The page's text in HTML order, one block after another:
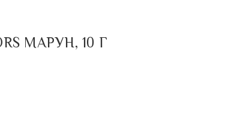
МАРУН, 10 Г